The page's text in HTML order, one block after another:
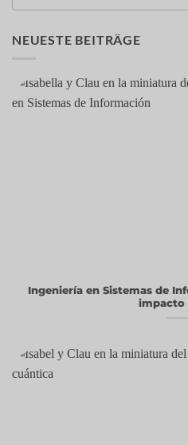
NEUESTE BEITRÄGE
Ingeniería en Sistemas de
impacto